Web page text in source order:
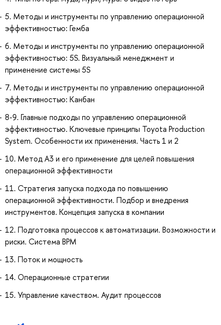
5. Методы и инструменты по управлению операционной
эффективностью: Гемба
6. Методы и инструменты по управлению операционной
эффективностью: 5S. Визуальный менеджмент и
применение системы 5S
7. Методы и инструменты по управлению операционной
эффективностью: Канбан
8-9. Главные подходы по управлению операционной
эффективностью. Ключевые принципы Toyota Production
System. Особенности их применения. Часть 1 и 2
10. Метод А3 и его применение для целей повышения
операционной эффективности
11. Стратегия запуска подхода по повышению
операционной эффективности. Подбор и внедрения
инструментов. Концепция запуска в компании
12. Подготовка процессов к автоматизации. Возможности и
риски. Система BPM
13. Поток и мощность
14. Операционные стратегии
15. Управление качеством. Аудит процессов